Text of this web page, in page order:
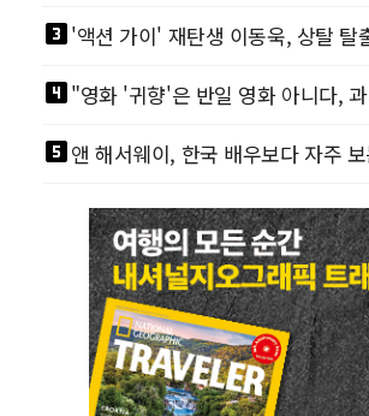
looks_3
looks_4
looks_5